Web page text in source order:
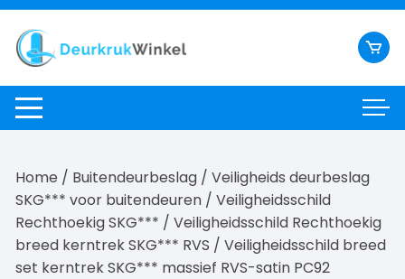
Ga
naar
inhoud
Home / Buitendeurbeslag /Veiligheids deurbeslag
SKG*** voor buitendeuren /Veiligheidsschild
Rechthoekig SKG*** /Veiligheidsschild Rechthoekig
breed kerntrek SKG*** RVS / Veiligheidsschild breed
set kerntrek SKG*** massief RVS-satin PC92